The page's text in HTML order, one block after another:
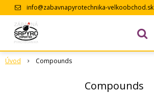
info@zabavnapyrotechnika-velkoobchod.sk
Úvod Compounds
Compounds